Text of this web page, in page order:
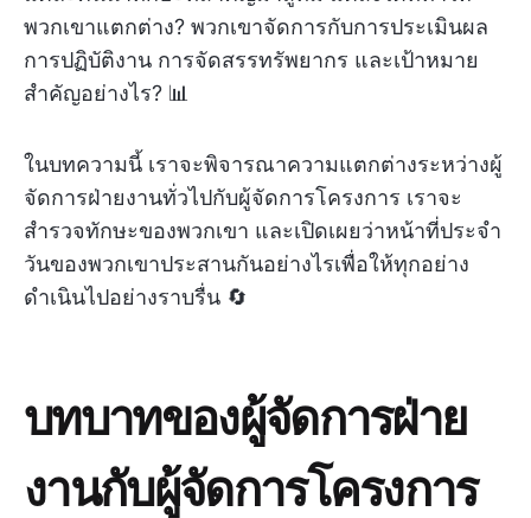
พวกเขาแตกต่าง? พวกเขาจัดการกับการประเมินผล
การปฏิบัติงาน การจัดสรรทรัพยากร และเป้าหมาย
สำคัญอย่างไร? 📊
ในบทความนี้ เราจะพิจารณาความแตกต่างระหว่างผู้
จัดการฝ่ายงานทั่วไปกับผู้จัดการโครงการ เราจะ
สำรวจทักษะของพวกเขา และเปิดเผยว่าหน้าที่ประจำ
วันของพวกเขาประสานกันอย่างไรเพื่อให้ทุกอย่าง
ดำเนินไปอย่างราบรื่น 🔄
บทบาทของผู้จัดการฝ่าย
งานกับผู้จัดการโครงการ